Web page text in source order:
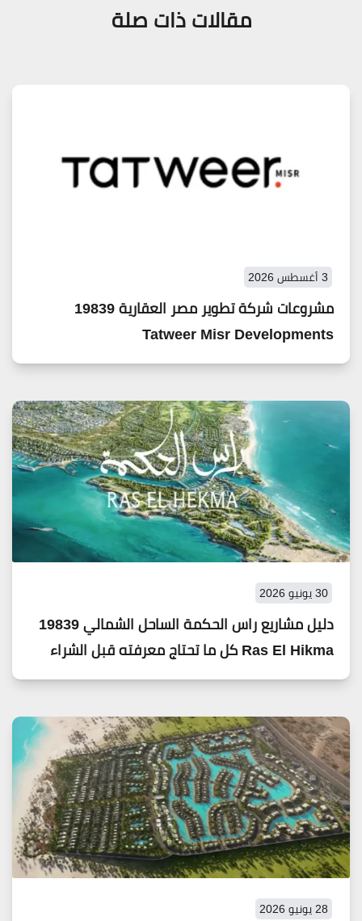
مقالات ذات صلة
3 أغسطس 2026
مشروعات شركة تطوير مصر العقارية 19839
Tatweer Misr Developments
30 يونيو 2026
دليل مشاريع راس الحكمة الساحل الشمالي 19839
Ras El Hikma كل ما تحتاج معرفته قبل الشراء
28 يونيو 2026